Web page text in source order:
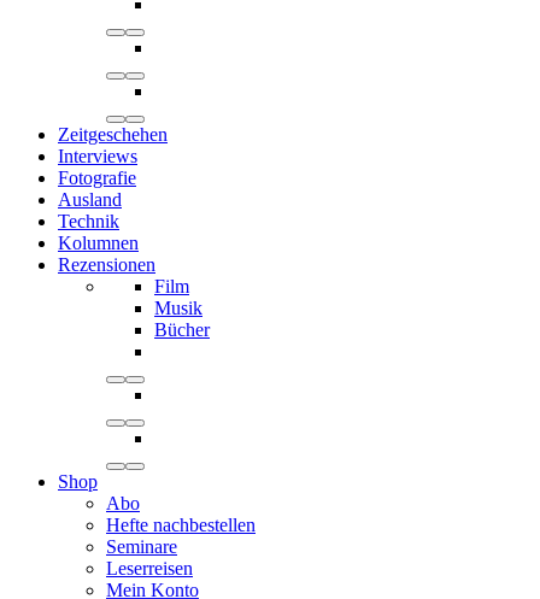
Zeitgeschehen
Interviews
Fotografie
Ausland
Technik
Kolumnen
Rezensionen
Film
Musik
Bücher
Shop
Abo
Hefte nachbestellen
Seminare
Leserreisen
Mein Konto